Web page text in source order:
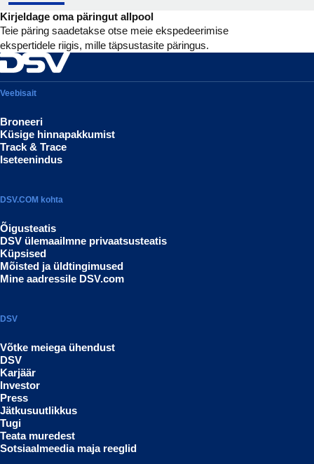
Kirjeldage oma päringut allpool
Teie päring saadetakse otse meie ekspedeerimise
ekspertidele riigis, mille täpsustasite päringus.
Veebisait
Broneeri
Küsige hinnapakkumist
Track & Trace
Iseteenindus
DSV.COM kohta
Õigusteatis
DSV ülemaailmne privaatsusteatis
Küpsised
Mõisted ja üldtingimused
Mine aadressile DSV.com
DSV
Võtke meiega ühendust
DSV
Karjäär
Investor
Press
Jätkusuutlikkus
Tugi
Teata muredest
Sotsiaalmeedia maja reeglid